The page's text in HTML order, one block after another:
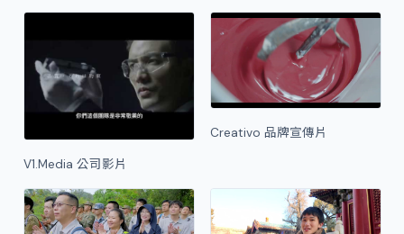
V1.Media 公司影片
Creativo 品牌宣傳片